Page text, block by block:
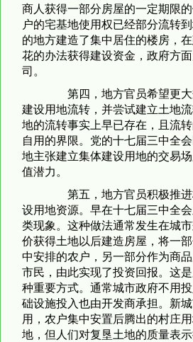
商人获得一部分房屋的一定期限
户的宅基地使用权已经部分流转
的地方建造了集中居住的楼房，
花的办法获得建设资金，政府方
司。
第四，地方官员希望更大
建设用地流转，并尝试建立土地
地的流转事实上早已存在，且流
自用的界限。党的十七届三中全
地主张建立集体建设用地的交易
值潜力。
第五，地方官员积极推进
设用地资源。早在十七届三中全
类现象。这种做法通常发生在城
价获得土地以后建造房屋，将一
中安排的农户，另一部分作为商
市民，由此实现了投资回报。这是
种重要方式。通常城市政府不用
础设施投入也由开发商承担。新
用，农户集中安置后腾出的村庄
地，但人们对复垦土地的质量表